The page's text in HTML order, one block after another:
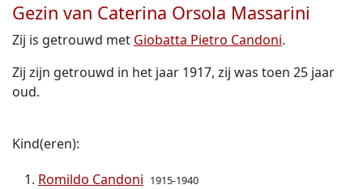
Gezin van Caterina Orsola Massarini
Zij is getrouwd met Giobatta Pietro Candoni.
Zij zijn getrouwd in het jaar 1917, zij was toen 25 jaar
oud.
Kind(eren):
Romildo Candoni 1915-1940